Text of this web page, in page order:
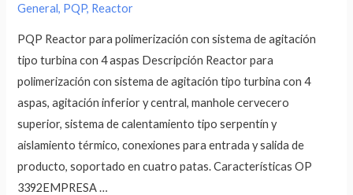
General, PQP, Reactor
PQP Reactor para polimerización con sistema de agitación
tipo turbina con 4 aspas Descripción Reactor para
polimerización con sistema de agitación tipo turbina con 4
aspas, agitación inferior y central, manhole cervecero
superior, sistema de calentamiento tipo serpentín y
aislamiento térmico, conexiones para entrada y salida de
producto, soportado en cuatro patas. Características OP
3392EMPRESA …